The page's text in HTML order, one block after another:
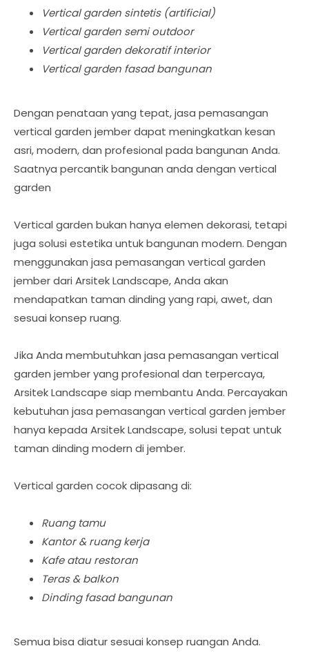
Vertical garden sintetis (artificial)
Vertical garden semi outdoor
Vertical garden dekoratif interior
Vertical garden fasad bangunan
Dengan penataan yang tepat, jasa pemasangan
vertical garden jember dapat meningkatkan kesan
asri, modern, dan profesional pada bangunan Anda.
Saatnya percantik bangunan anda dengan vertical
garden
Vertical garden bukan hanya elemen dekorasi, tetapi
juga solusi estetika untuk bangunan modern. Dengan
menggunakan jasa pemasangan vertical garden
jember dari Arsitek Landscape, Anda akan
mendapatkan taman dinding yang rapi, awet, dan
sesuai konsep ruang.
Jika Anda membutuhkan jasa pemasangan vertical
garden jember yang profesional dan terpercaya,
Arsitek Landscape siap membantu Anda. Percayakan
kebutuhan jasa pemasangan vertical garden jember
hanya kepada Arsitek Landscape, solusi tepat untuk
taman dinding modern di jember.
Vertical garden cocok dipasang di:
Ruang tamu
Kantor & ruang kerja
Kafe atau restoran
Teras & balkon
Dinding fasad bangunan
Semua bisa diatur sesuai konsep ruangan Anda.